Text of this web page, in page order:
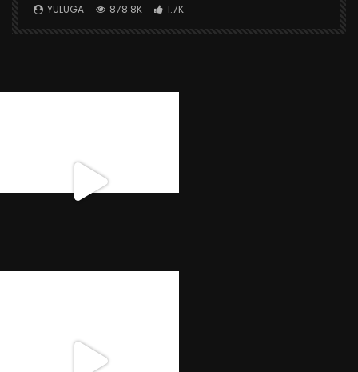
YULUGA 878.8K 1.7K